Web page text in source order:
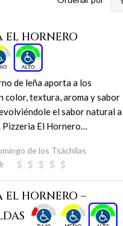
EL HORNERO
de leña aporta a los
color, textura, aroma y sabor
el sabor natural a
Pizzeria El Hornero…
de los Tsáchilas
EL HORNERO –